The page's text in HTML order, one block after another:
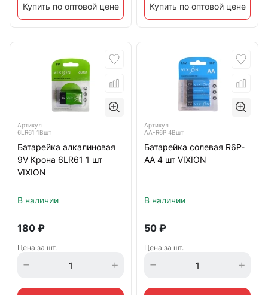
Купить по оптовой цене Купить по оптовой цене
Артикул
6LR61 1Bшт
Батарейка алкалиновая
9V Крона 6LR61 1 шт
VIXION
В наличии
180 ₽
Цена за шт.
Артикул
AA-R6P 4Bшт
Батарейка солевая R6P-
AA 4 шт VIXION
В наличии
50 ₽
Цена за шт.